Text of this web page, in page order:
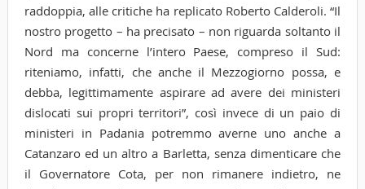
raddoppia, alle critiche ha replicato Roberto Calderoli. “Il
nostro progetto – ha precisato – non riguarda soltanto il
Nord ma concerne l’intero Paese, compreso il Sud:
riteniamo, infatti, che anche il Mezzogiorno possa, e
debba, legittimamente aspirare ad avere dei ministeri
dislocati sui propri territori”, così invece di un paio di
ministeri in Padania potremmo averne uno anche a
Catanzaro ed un altro a Barletta, senza dimenticare che
il Governatore Cota, per non rimanere indietro, ne